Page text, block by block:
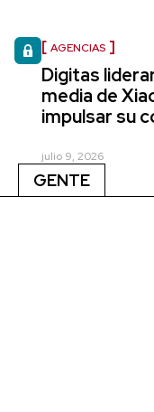
AGENCIAS
Digitas
media de
impulsar su
julio 9, 2026
GENTE